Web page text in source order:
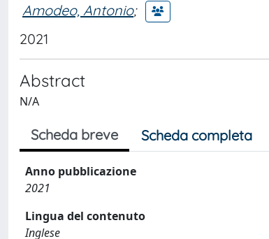
Amodeo, Antonio;
2021
Abstract
N/A
Scheda breve Scheda completa
Anno pubblicazione
2021
Lingua del contenuto
Inglese